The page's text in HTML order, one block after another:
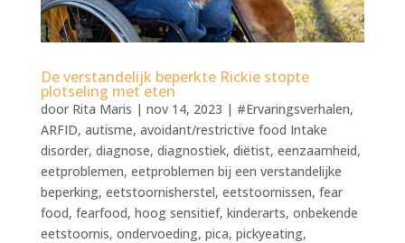
De verstandelijk beperkte Rickie stopte
plotseling met eten
door Rita Maris | nov 14, 2023 | #Ervaringsverhalen,
ARFID, autisme, avoidant/restrictive food Intake
disorder, diagnose, diagnostiek, diëtist, eenzaamheid,
eetproblemen, eetproblemen bij een verstandelijke
beperking, eetstoornisherstel, eetstoornissen, fear
food, fearfood, hoog sensitief, kinderarts, onbekende
eetstoornis, ondervoeding, pica, pickyeating,